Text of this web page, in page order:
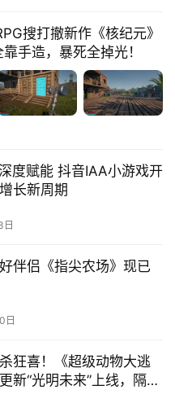
搜打撤新作《核纪元》
手造，暴死全掉光！
度赋能 抖音IAA小游戏开
长新周期
伴侣《指尖农场》现已
日
狂喜！《超级动物大逃
新“光明未来”上线，隔墙